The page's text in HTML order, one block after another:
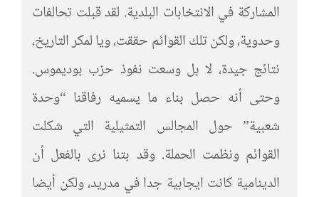
المشاركة في الانتخابات البلدية. لقد قبلت تحالفات
وحدوية، ولكن تلك القوائم حققت، ويا لمكر التاريخ،
نتائج جيدة، لا بل وسعت نفوذ حزب بوديموس.
وحتى أنه حصل بناء ما يسميه رفاقنا “وحدة
شعبية” حول المجالس التمثيلية التي شكلت
القوائم ونظمت الحملة. وقد بتنا نرى بالفعل أن
الدينامية كانت ايجابية جدا في مدريد، ولكن أيضا